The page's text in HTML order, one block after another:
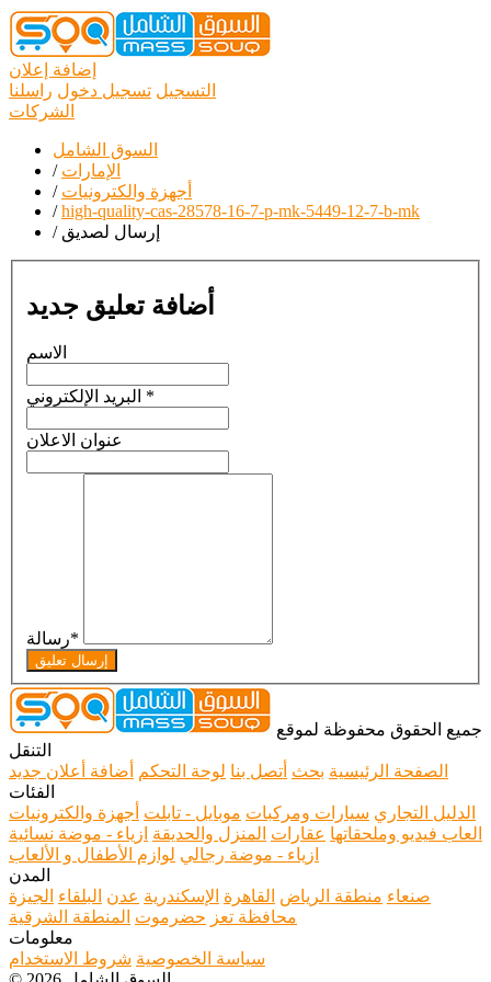
إضافة إعلان
التسجيل تسجيل دخول راسلنا
الشركات
السوق الشامل
/ الإمارات
/ أجهزة والكترونيات
/high-quality-cas-28578-16-7-p-mk-5449-12-7-b-mk
/ إرسال لصديق
أضافة تعليق جديد
الاسم
*
عنوان الاعلان
رسالة*
إرسال تعليق
جميع الحقوق محفوظة لموقع
التنقل
الصفحة الرئيسية بحث أتصل بنا لوحة التحكم أضافة أعلان جديد
الفئات
الدليل التجاري سيارات ومركبات موبايل - تابلت أجهزة والكترونيات
العاب فيديو وملحقاتها عقارات المنزل والحديقة ازياء - موضة نسائية
ازياء - موضة رجالي لوازم الأطفال و الألعاب
المدن
صنعاء منطقة الرياض القاهرة الإسكندرية عدن البلقاء الجيزة
محافظة تعز حضرموت المنطقة الشرقية
معلومات
سياسة الخصوصية شروط الاستخدام